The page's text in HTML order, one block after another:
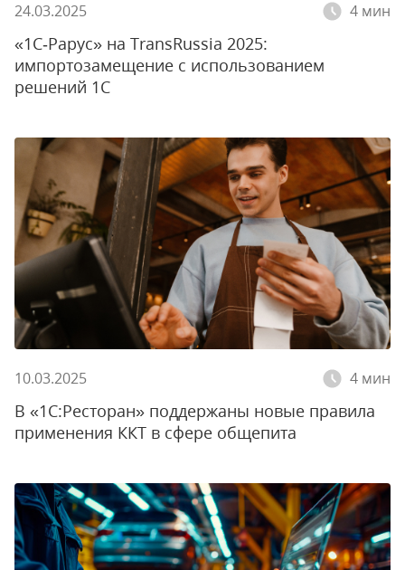
24.03.2025 4 мин
«1С‑Рарус» на TransRussia 2025:
импортозамещение с использованием
решений 1С
10.03.2025 4 мин
В «1С:Ресторан» поддержаны новые правила
применения ККТ в сфере общепита